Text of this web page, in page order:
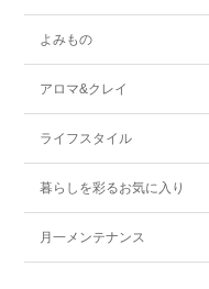
よみもの
アロマ&クレイ
ライフスタイル
暮らしを彩るお気に入り
月一メンテナンス